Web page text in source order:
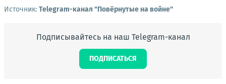
Источник: Telegram-канал "Повёрнутые на войне"
Подписывайтесь на наш Telegram-канал
ПОДПИСАТЬСЯ